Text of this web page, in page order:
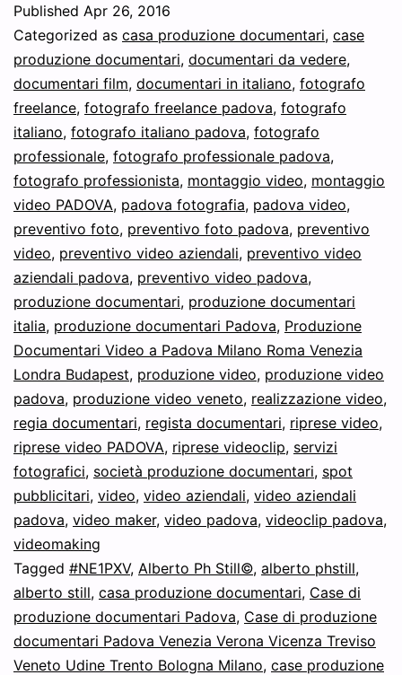
documentari
Padova
Venezia
Verona
Vicenza
Treviso
Veneto
Udine
Trento
Bologna
Milano
Published Apr 26, 2016
Categorized as casa produzione documentari, case
produzione documentari, documentari da vedere,
documentari film, documentari in italiano, fotografo
freelance, fotografo freelance padova, fotografo
italiano, fotografo italiano padova, fotografo
professionale, fotografo professionale padova,
fotografo professionista, montaggio video, montaggio
video PADOVA, padova fotografia, padova video,
preventivo foto, preventivo foto padova, preventivo
video, preventivo video aziendali, preventivo video
aziendali padova, preventivo video padova,
produzione documentari, produzione documentari
italia, produzione documentari Padova, Produzione
Documentari Video a Padova Milano Roma Venezia
Londra Budapest, produzione video, produzione video
padova, produzione video veneto, realizzazione video,
regia documentari, regista documentari, riprese video,
riprese video PADOVA, riprese videoclip, servizi
fotografici, società produzione documentari, spot
pubblicitari, video, video aziendali, video aziendali
padova, video maker, video padova, videoclip padova,
videomaking
Tagged #NE1PXV, Alberto Ph Still©, alberto phstill,
alberto still, casa produzione documentari, Case di
produzione documentari Padova, Case di produzione
documentari Padova Venezia Verona Vicenza Treviso
Veneto Udine Trento Bologna Milano, case produzione